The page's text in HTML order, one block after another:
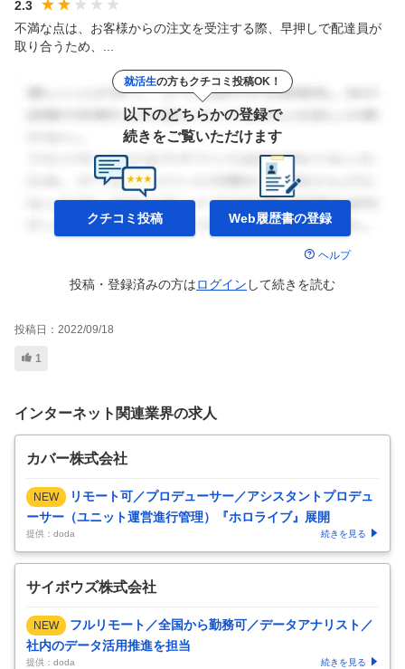
2.3
不満な点は、お客様からの注文を受注する際、早押しで配達員が
取り合うため、...
就活生の方もクチコミ投稿OK！
以下のどちらかの登録で
続きをご覧いただけます
クチコミ投稿 Web履歴書の登録
ヘルプ
投稿・登録済みの方はログイン して続きを読む
投稿日： 2022/09/18
1
インターネット関連業界の求人
カバー株式会社
NEW
リモート可／プロデューサー／アシスタントプロデュ
ーサー（ユニット運営進行管理）『ホロライブ』展開
提供：doda 続きを見る
サイボウズ株式会社
NEW
フルリモート／全国から勤務可／データアナリスト／
社内のデータ活用推進を担当
提供：doda 続きを見る